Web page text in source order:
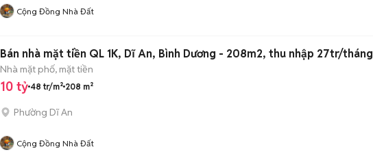
Cộng Đồng Nhà Đất
Bán nhà mặt tiền QL 1K, Dĩ An, Bình Dương - 208m2, thu nhập 27tr/tháng
Nhà mặt phố, mặt tiền
10 tỷ 48 tr/m² 208 m²
Phường Dĩ An
Cộng Đồng Nhà Đất